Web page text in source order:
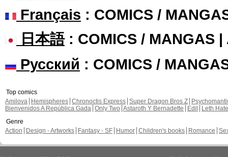
Français : COMICS /
日本語: COMICS / MANGAS |
Русский : COMICS /
Top comics
Amilova
Hemispheres Chronoctis Express Super Dragon Bros Z
Bienvenidos A República Gada Only Two Astaroth Y Bernadette Edil
Leth Hate
Genre
Action
Design - Artworks Fantasy - SF Humor Children's books Romance